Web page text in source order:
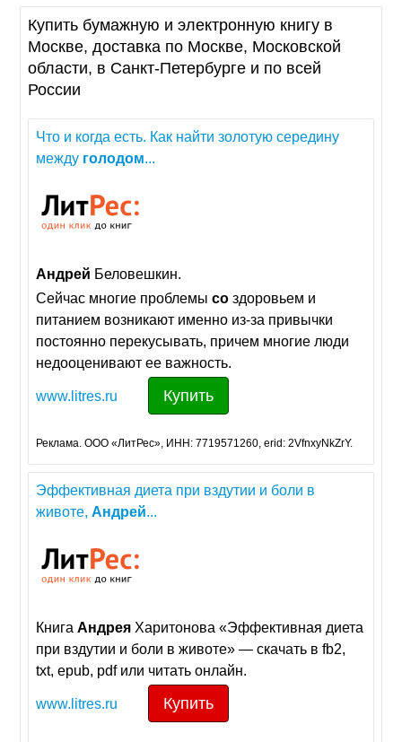
Купить бумажную и электронную книгу в
Москве, доставка по Москве, Московской
области, в Санкт-Петербурге и по всей
России
Что и когда есть. Как найти золотую середину
между голодом...
Андрей Беловешкин.
Сейчас многие проблемысо здоровьем и
питанием возникают именно из-за привычки
постоянно перекусывать, причем многие люди
недооценивают ее важность.
www.litres.ru Купить
Реклама. ООО «ЛитРес», ИНН: 7719571260, erid: 2VfnxyNkZrY.
Эффективная диета при вздутии и боли в
животе,Андрей...
КнигаАндрея Харитонова «Эффективная диета
при вздутии и боли в животе» — скачать в fb2,
txt, epub, pdf или читать онлайн.
www.litres.ru Купить